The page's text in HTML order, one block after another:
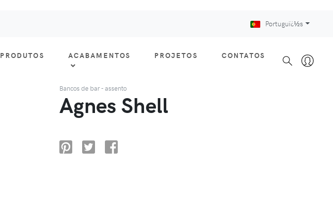
Portuguï¿½s
PRODUTOS ACABAMENTOS PROJETOS CONTATOS
Bancos de bar - assento
Agnes Shell